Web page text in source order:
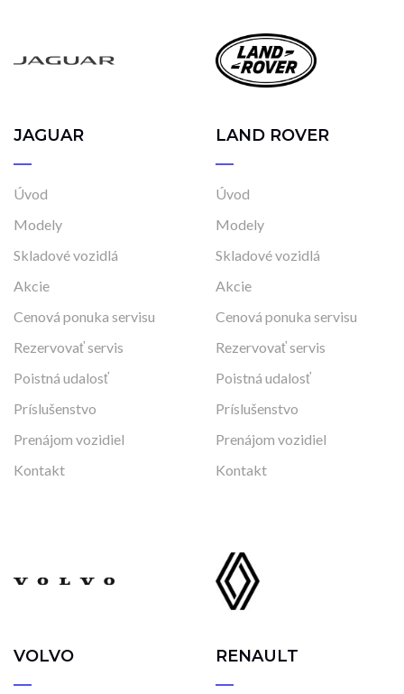
JAGUAR
Úvod
Modely
Skladové vozidlá
Akcie
Cenová ponuka servisu
Rezervovať servis
Poistná udalosť
Príslušenstvo
Prenájom vozidiel
Kontakt
LAND ROVER
Úvod
Modely
Skladové vozidlá
Akcie
Cenová ponuka servisu
Rezervovať servis
Poistná udalosť
Príslušenstvo
Prenájom vozidiel
Kontakt
VOLVO RENAULT